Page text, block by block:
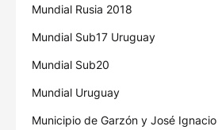
Mundial Rusia 2018
Mundial Sub17 Uruguay
Mundial Sub20
Mundial Uruguay
Municipio de Garzón y José Ignacio